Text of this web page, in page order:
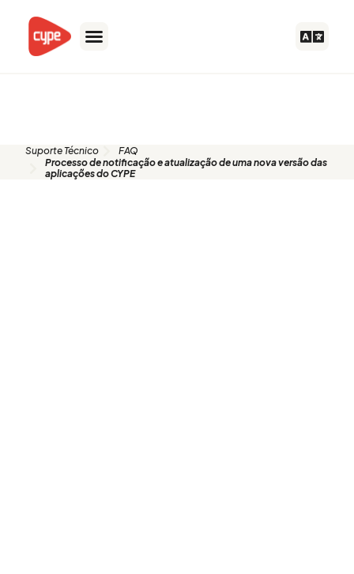
conteúdo
Suporte Técnico
FAQ
Processo de notificação e atualização de uma nova versão das
aplicações do CYPE